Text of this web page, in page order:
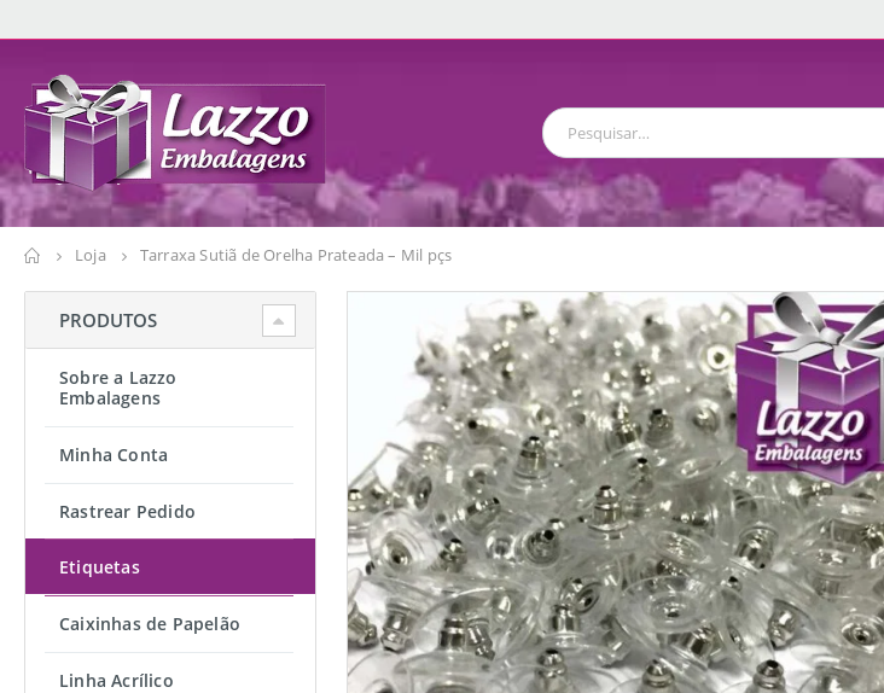
Loja Tarraxa Sutiã de Orelha Prateada – Mil pçs
PRODUTOS
Sobre a Lazzo
Embalagens
Minha Conta
Rastrear Pedido
Etiquetas
Caixinhas de Papelão
Linha Acrílico